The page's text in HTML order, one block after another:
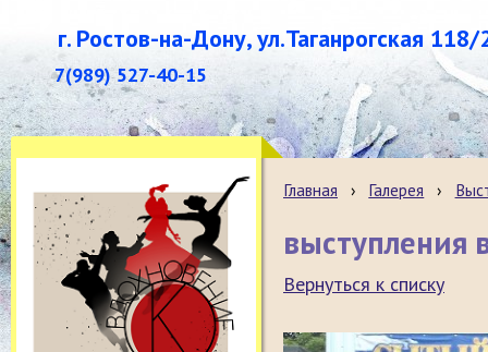
г. Ростов-на-Дону, ул.Таганрогская 118/
7(989) 527-40-15
Главная › Галерея ›
выступления
Вернуться к списку